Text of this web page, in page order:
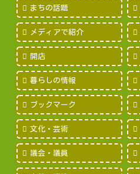
まちの話題
メディアで紹介
開店
暮らしの情報
ブックマーク
文化・芸術
議会・議員